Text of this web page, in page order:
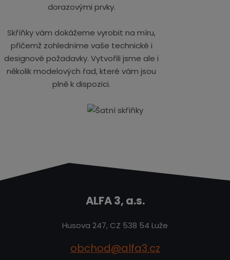
dorazovými prvky.
Skříňky vám dokážeme vyrobit na míru,
přičemž zohledníme vaše technické i
designové požadavky. Vytvořili jsme ale i
několik modelových řad, které vám jsou
plně k dispozici.
ALFA 3, a.s.
Husova 247, CZ 538 54 Luže
obchod@alfa3.cz